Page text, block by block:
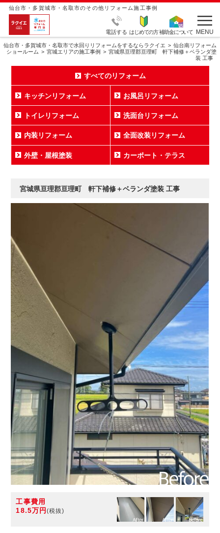
仙台市・多賀城市・名取市のその他リフォーム施工事例
電話する はじめての方補助金について MENU
仙台市・多賀城市・名取市で水回りリフォームをするならラクイエ
仙台南リフォーム
ショールーム
宮城エリアの施工事例
宮城県亘理郡亘理町 軒下補修＋ベランダ塗
装 工事
すべてのリフォーム
キッチンリフォーム お風呂リフォーム
トイレリフォーム 洗面台リフォーム
内装リフォーム 全面改装リフォーム
外壁・屋根塗装 カーポート・テラス
宮城県亘理郡亘理町 軒下補修＋ベランダ塗装 工事
工事費用
18.5万円(税抜)